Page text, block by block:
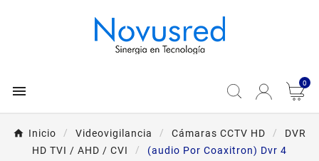
 0
Inicio Videovigilancia Cámaras CCTV HD
DVR
HD TVI / AHD / CVI
(audio Por Coaxitron) Dvr 4